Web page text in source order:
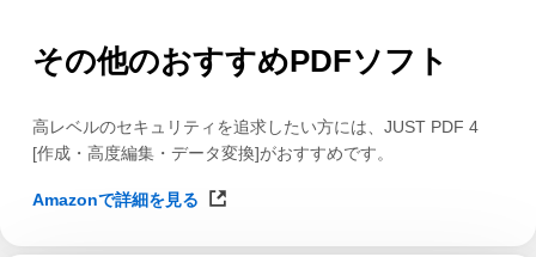
その他のおすすめPDFソフト
高レベルのセキュリティを追求したい方には、JUST PDF 4
[作成・高度編集・データ変換]がおすすめです。
Amazonで詳細を見る